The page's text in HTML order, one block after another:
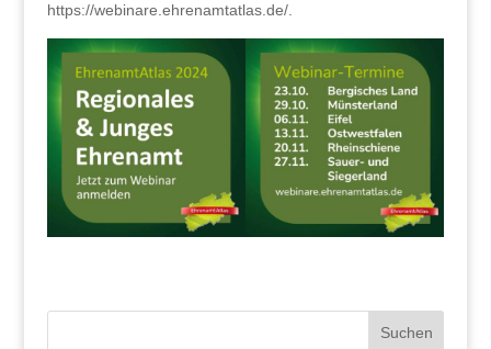
https://webinare.ehrenamtatlas.de/.